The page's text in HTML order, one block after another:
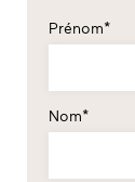
Prénom*
Nom*